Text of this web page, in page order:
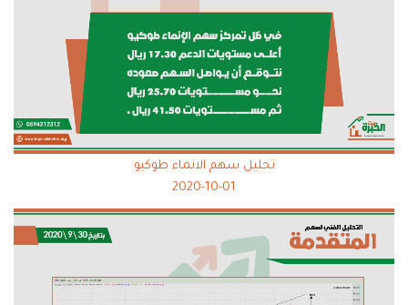
تحليل سهم الانماء طوكيو
2020-10-01